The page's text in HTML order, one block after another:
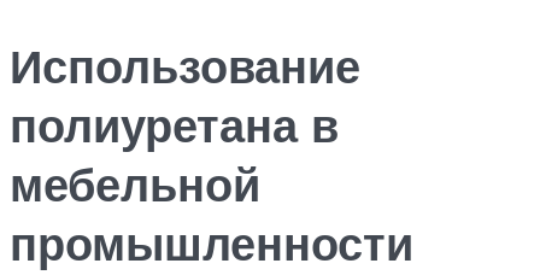
Использование
полиуретана в
мебельной
промышленности